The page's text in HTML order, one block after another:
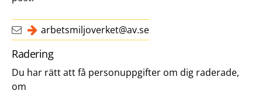
arbetsmiljoverket@av.se
Radering
Du har rätt att få personuppgifter om dig raderade,
om